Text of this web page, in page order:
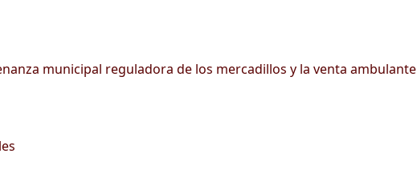
municipal reguladora de los mercadillos y la venta ambulante